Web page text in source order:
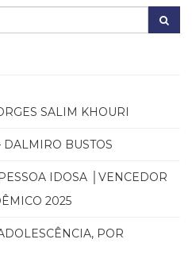
SALIM KHOURI
DALMIRO BUSTOS
IDOSA │VENCEDOR
2025
POR